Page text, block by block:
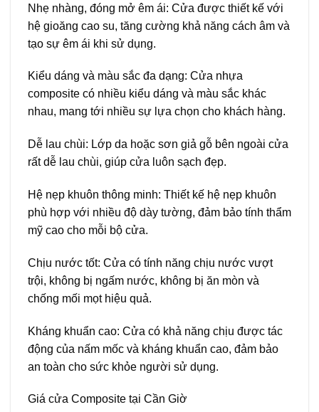
Nhẹ nhàng, đóng mở êm ái: Cửa được thiết kế với
hệ gioăng cao su, tăng cường khả năng cách âm và
tạo sự êm ái khi sử dụng.
Kiểu dáng và màu sắc đa dạng: Cửa nhựa
composite có nhiều kiểu dáng và màu sắc khác
nhau, mang tới nhiều sự lựa chọn cho khách hàng.
Dễ lau chùi: Lớp da hoặc sơn giả gỗ bên ngoài cửa
rất dễ lau chùi, giúp cửa luôn sạch đẹp.
Hệ nẹp khuôn thông minh: Thiết kế hệ nẹp khuôn
phù hợp với nhiều độ dày tường, đảm bảo tính thẩm
mỹ cao cho mỗi bộ cửa.
Chịu nước tốt: Cửa có tính năng chịu nước vượt
trội, không bị ngấm nước, không bị ăn mòn và
chống mối mọt hiệu quả.
Kháng khuẩn cao: Cửa có khả năng chịu được tác
động của nấm mốc và kháng khuẩn cao, đảm bảo
an toàn cho sức khỏe người sử dụng.
Giá cửa Composite tại Cần Giờ